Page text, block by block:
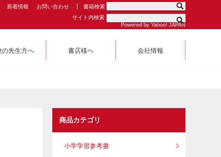
新着情報 お問い合わせ
書籍検索
サイト内検索
Powered by Yahoo! JAPAN
の先生方へ 書店様へ 会社情報
商品カテゴリ
小学学習参考書